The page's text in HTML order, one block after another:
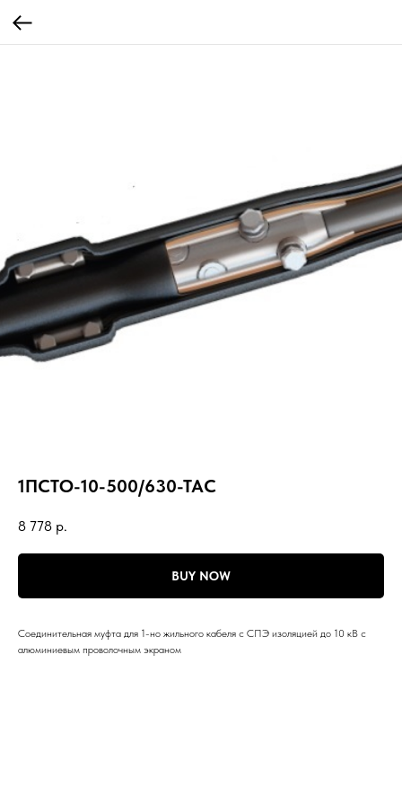
1ПСТО-10-500/630-ТАС
8 778 р.
BUY NOW
Соединительная муфта для 1-но жильного кабеля с СПЭ изоляцией до 10 кВ с
алюминиевым проволочным экраном